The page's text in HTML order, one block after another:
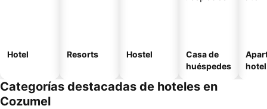
Hotel Resorts Hostel
Casa de
huéspedes
hotel
Categorías destacadas de hoteles en
Cozumel